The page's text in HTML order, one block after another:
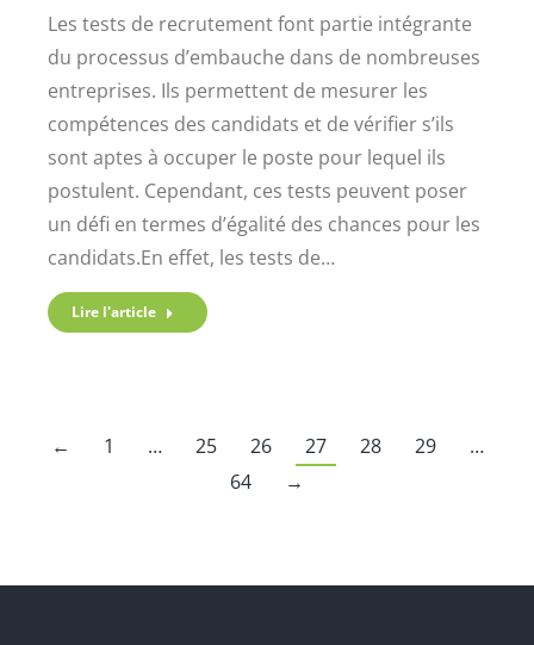
Les tests de recrutement font partie intégrante
du processus d’embauche dans de nombreuses
entreprises. Ils permettent de mesurer les
compétences des candidats et de vérifier s’ils
sont aptes à occuper le poste pour lequel ils
postulent. Cependant, ces tests peuvent poser
un défi en termes d’égalité des chances pour les
candidats.En effet, les tests de…
Lire l'article
← 1 … 25 26 27 28 29
…
64
→